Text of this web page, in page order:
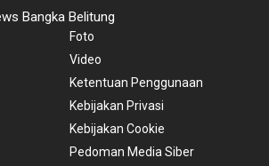
Bangka Belitung
Foto
Video
Ketentuan Penggunaan
Kebijakan Privasi
Kebijakan Cookie
Pedoman Media Siber